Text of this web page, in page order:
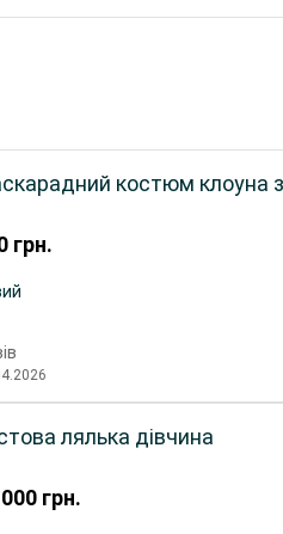
грн.
костюм клоуна
грн.
лялька дівчина